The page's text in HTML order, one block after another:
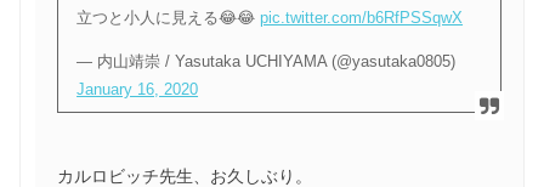
立つと小人に見える😂😂pic.twitter.com/b6RfPSSqwX
— 内山靖崇 / Yasutaka UCHIYAMA (@yasutaka0805)
January 16, 2020
カルロビッチ先生、お久しぶり。